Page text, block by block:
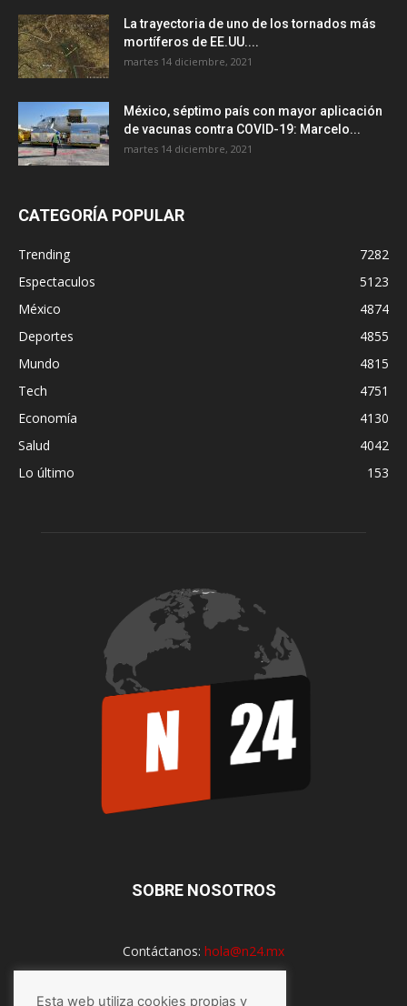
La trayectoria de uno de los tornados más
mortíferos de EE.UU....
martes 14 diciembre, 2021
México, séptimo país con mayor aplicación
de vacunas contra COVID-19: Marcelo...
martes 14 diciembre, 2021
CATEGORÍA POPULAR
Trending
7282
Espectaculos
5123
México
4874
Deportes
4855
Mundo
4815
Tech
4751
Economía
4130
Salud
4042
Lo último
153
SOBRE NOSOTROS
Contáctanos: hola@n24.mx
Esta web utiliza cookies propias y